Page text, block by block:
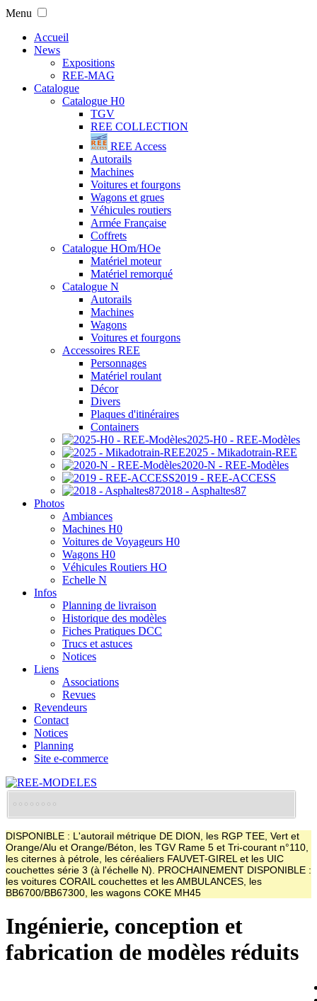
Menu
Accueil
News
Expositions
REE-MAG
Catalogue
Catalogue H0
TGV
REE COLLECTION
REE Access
Autorails
Machines
Voitures et fourgons
Wagons et grues
Véhicules routiers
Armée Française
Coffrets
Catalogue HOm/HOe
Matériel moteur
Matériel remorqué
Catalogue N
Autorails
Machines
Wagons
Voitures et fourgons
Accessoires REE
Personnages
Matériel roulant
Décor
Divers
Plaques d'itinéraires
Containers
2025-H0 - REE-Modèles
2025 - Mikadotrain-REE
2020-N - REE-Modèles
2019 - REE-ACCESS
2018 - Asphaltes87
Photos
Ambiances
Machines H0
Voitures de Voyageurs H0
Wagons H0
Véhicules Routiers HO
Echelle N
Infos
Planning de livraison
Historique des modèles
Fiches Pratiques DCC
Trucs et astuces
Notices
Liens
Associations
Revues
Revendeurs
Contact
Notices
Planning
Site e-commerce
DISPONIBLE : L'autorail métrique DE DION, les RGP TEE, Vert et
Orange/Alu et Orange/Béton, les TGV Rame 5 et Tri-courant n°110,
les citernes à pétrole, les céréaliers FAUVET-GIREL et les UIC
couchettes série 3 (à l'échelle N). PROCHAINEMENT DISPONIBLE :
les voitures CORAIL couchettes et les AMBULANCES, les
BB6700/BB67300, les wagons COKE MH45
Ingénierie, conception et
fabrication de modèles réduits